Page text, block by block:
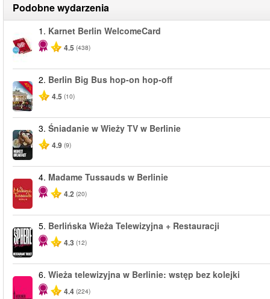
Podobne wydarzenia
1. Karnet Berlin WelcomeCard
4.5 (438)
-40%
2. Berlin Big Bus hop-on hop-off
4.5 (10)
3. Śniadanie w Wieży TV w Berlinie
4.9 (9)
4. Madame Tussauds w Berlinie
4.2 (20)
5. Berlińska Wieża Telewizyjna + Restauracji
4.3 (12)
6. Wieża telewizyjna w Berlinie: wstęp bez kolejki
4.4 (224)